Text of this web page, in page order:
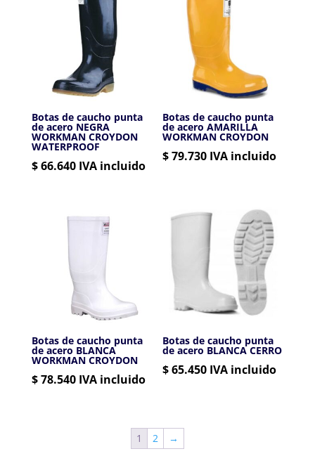
Botas de caucho punta
de acero NEGRA
WORKMAN CROYDON
WATERPROOF
$66.640 IVA incluido
Botas de caucho punta
de acero AMARILLA
WORKMAN CROYDON
$79.730 IVA incluido
Botas de caucho punta
de acero BLANCA
WORKMAN CROYDON
$78.540 IVA incluido
Botas de caucho punta
de acero BLANCA CERRO
$65.450 IVA incluido
1 2 →